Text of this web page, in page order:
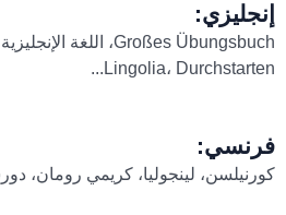
إنجليزي:
Lingolia، Durchstarten...
فرنسي:
كورنيلسن، لينجوليا، كريمي رومان،